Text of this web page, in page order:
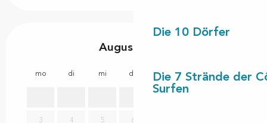
Die 10 Dörfer
Die 7 Strände der
Surfen
August 2026
mo di mi do fr sa so
3 4 5 6
mo